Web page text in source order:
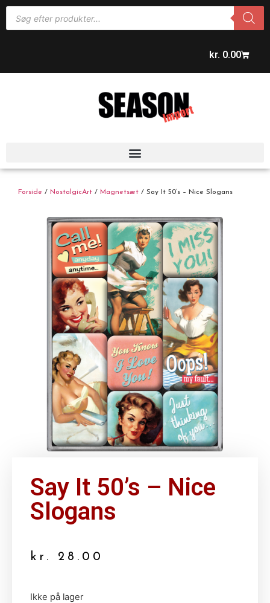
kr. 0.00
Forside / NostalgicArt / Magnetsæt / Say It 50’s – Nice Slogans
Say It 50’s – Nice
Slogans
kr. 28.00
Ikke på lager